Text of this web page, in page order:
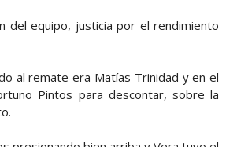
del equipo, justicia por el rendimiento
al remate era Matías Trinidad y en el
Pintos para descontar, sobre la